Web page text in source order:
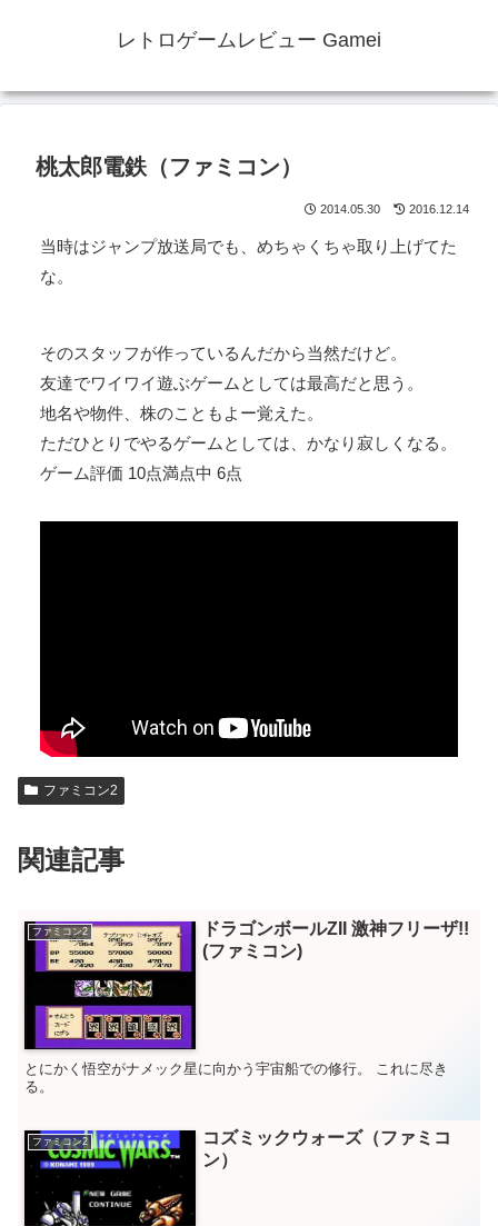
レトロゲームレビュー Gamei
桃太郎電鉄（ファミコン）
2014.05.30 2016.12.14
当時はジャンプ放送局でも、めちゃくちゃ取り上げてた
な。
そのスタッフが作っているんだから当然だけど。
友達でワイワイ遊ぶゲームとしては最高だと思う。
地名や物件、株のこともよー覚えた。
ただひとりでやるゲームとしては、かなり寂しくなる。
ゲーム評価 10点満点中 6点
ファミコン2
関連記事
ファミコン2
ドラゴンボールZII 激神フリーザ!!
(ファミコン)
とにかく悟空がナメック星に向かう宇宙船での修行。 これに尽き
る。
ファミコン2
コズミックウォーズ（ファミコ
ン）